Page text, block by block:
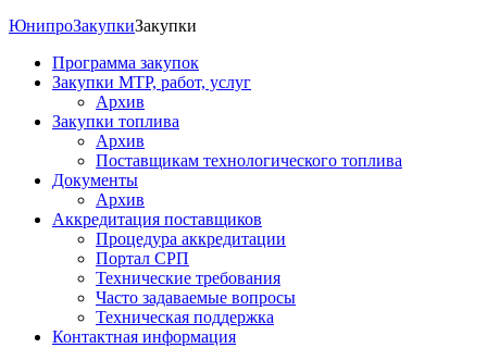
ЮнипроЗакупкиЗакупки
Программа закупок
Закупки МТР, работ, услуг
Архив
Закупки топлива
Архив
Поставщикам технологического топлива
Документы
Архив
Аккредитация поставщиков
Процедура аккредитации
Портал СРП
Технические требования
Часто задаваемые вопросы
Техническая поддержка
Контактная информация